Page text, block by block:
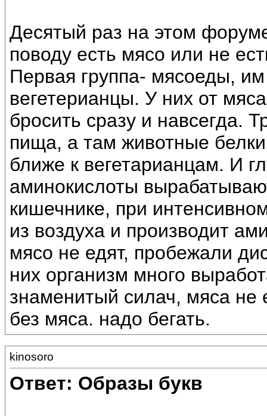
Десятый раз на этом
поводу есть мясо или не
Первая группа- мясоеды,
вегетерианцы. У них от
бросить сразу и навсегда.
пища, а там животные
ближе к вегетарианцам. И
аминокислоты
кишечнике, при
из воздуха и производит
мясо не едят, пробежали
них организм много
знаменитый силач, мяса не
без мяса. надо бегать.
kinosoro
Ответ: Образы букв